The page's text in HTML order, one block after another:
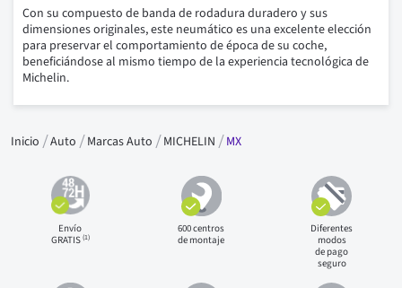
Con su compuesto de banda de rodadura duradero y sus
dimensiones originales, este neumático es una excelente elección
para preservar el comportamiento de época de su coche,
beneficiándose al mismo tiempo de la experiencia tecnológica de
Michelin.
Inicio Auto Marcas Auto MICHELIN MX
Envío
GRATIS(1)
600 centros
de montaje
Diferentes
modos
de pago
seguro